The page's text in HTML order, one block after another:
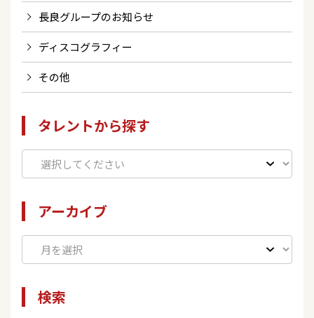
長良グループのお知らせ
ディスコグラフィー
その他
タレントから探す
アーカイブ
検索